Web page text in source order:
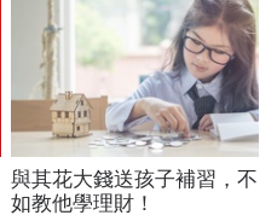
與其花大錢送孩子補習，不
如教他學理財！